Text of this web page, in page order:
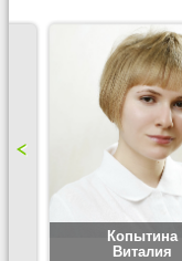
Копытина
Виталия